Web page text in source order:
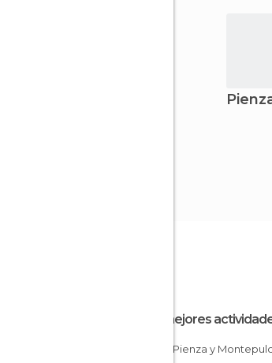
Las mejores